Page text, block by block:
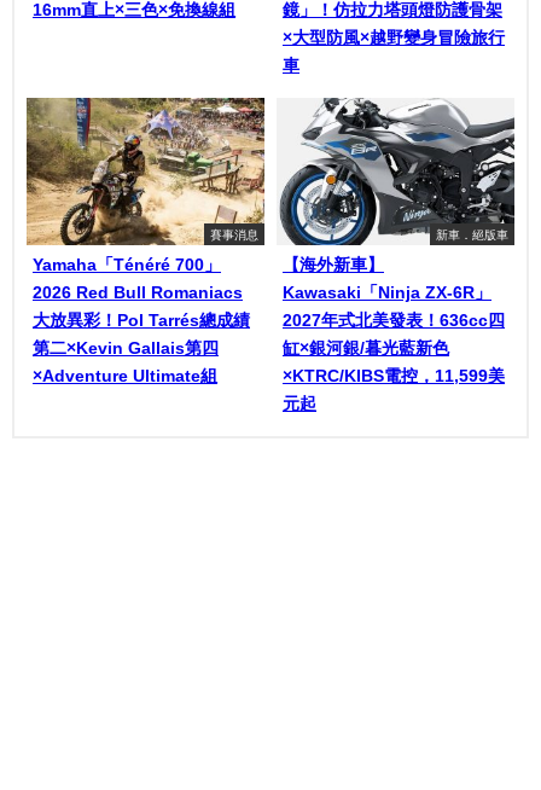
16mm直上×三色×免換線組
鏡」！仿拉力塔頭燈防護骨架
×大型防風×越野變身冒險旅行
車
賽事消息
Yamaha「Ténéré 700」
2026 Red Bull Romaniacs
大放異彩！Pol Tarrés總成績
第二×Kevin Gallais第四
×Adventure Ultimate組
新車．絕版車
【海外新車】
Kawasaki「Ninja ZX-6R」
2027年式北美發表！636cc四
缸×銀河銀/暮光藍新色
×KTRC/KIBS電控，11,599美
元起